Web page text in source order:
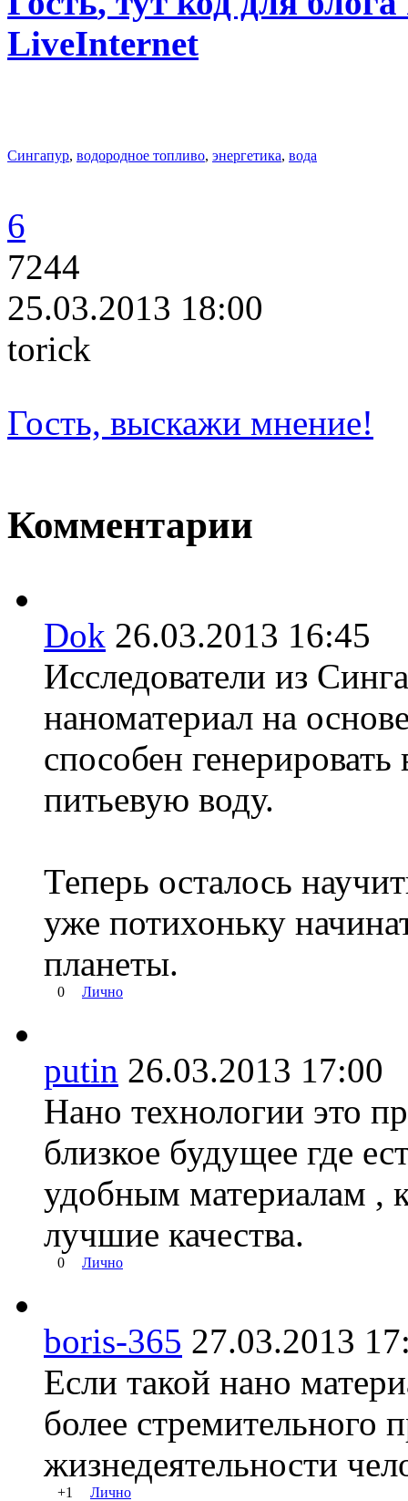
LiveInternet
Сингапур, водородное топливо, энергетика, вода
6
7244
25.03.2013 18:00
torick
Гость, выскажи мнение!
Комментарии
Dok 26.03.2013 16:45
Исследователи из
наноматериал на
способен
питьевую воду.
Теперь осталось
уже потихоньку
планеты.
0 Лично
putin 26.03.2013
Нано технологии это
близкое будущее где
удобным материалам ,
лучшие качества.
0 Лично
boris-365 27.03.2013
Если такой нано
более стремительного
жизнедеятельности
+1 Лично